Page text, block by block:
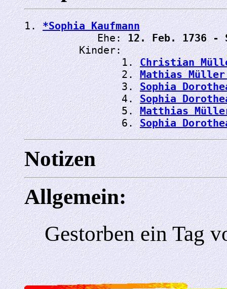
1. *Sophia Kaufmann
            Ehe:
12. Feb. 1736 -
         Kinder:
                1.
Christian
                2.
Mathias
                3.
Sophia
                4.
Sophia
                5.
Matthias
                6.
Sophia
Notizen
Allgemein:
Gestorben ein Tag